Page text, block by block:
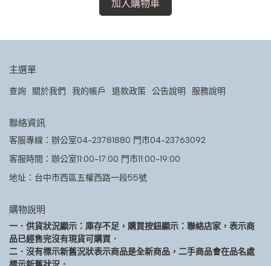
加入購物車
主選單
查詢 關於我們 我的帳戶 退款政策 公告說明 服務說明
聯絡資訊
客服專線：辦公室04-23781880 門市04-23763092
客服時間：辦公室11:00-17:00 門市11:00-19:00
地址：台中市西區五權西路一段55號
購物說明
一．供貨狀況顯示：庫存不足，購買按鈕顯示：聯絡店家，表示商
品已經售完沒有現貨可購買．
二．沒有標示新舊況狀表示商品是全新商品，二手商品會在品名處